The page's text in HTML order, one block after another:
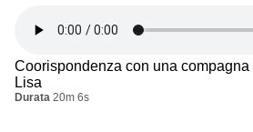
Coorispondenza con una
Lisa
Durata 20m 6s